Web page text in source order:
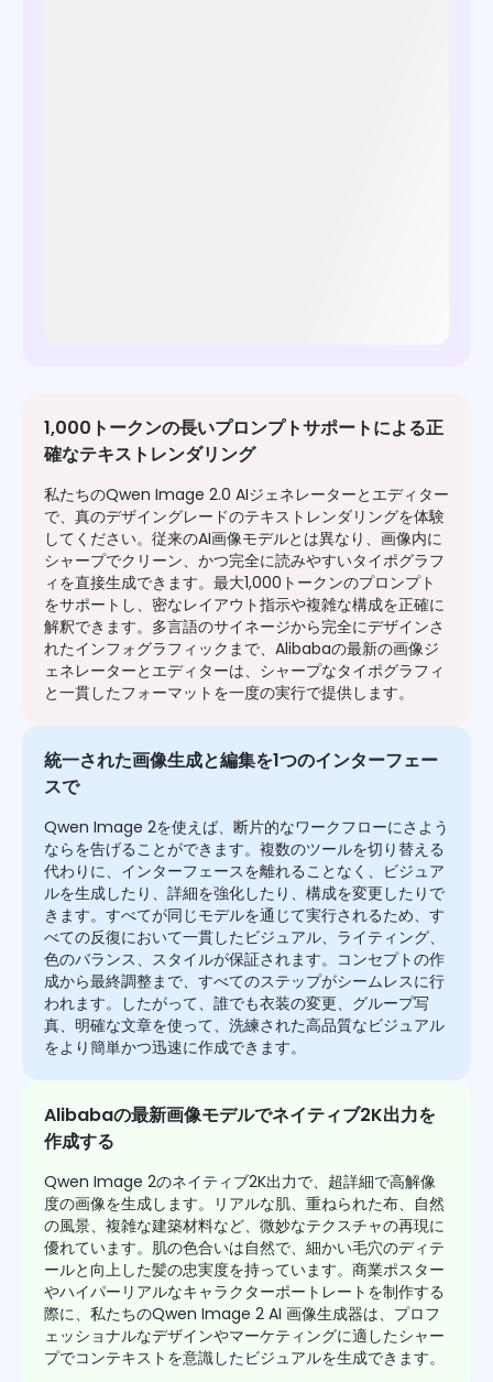
1,000トークンの長いプロンプトサポートによる正
確なテキストレンダリング
私たちのQwen Image 2.0 AIジェネレーターとエディター
で、真のデザイングレードのテキストレンダリングを体験
してください。従来のAI画像モデルとは異なり、画像内に
シャープでクリーン、かつ完全に読みやすいタイポグラフ
ィを直接生成できます。最大1,000トークンのプロンプト
をサポートし、密なレイアウト指示や複雑な構成を正確に
解釈できます。多言語のサイネージから完全にデザインさ
れたインフォグラフィックまで、Alibabaの最新の画像ジ
ェネレーターとエディターは、シャープなタイポグラフィ
と一貫したフォーマットを一度の実行で提供します。
統一された画像生成と編集を1つのインターフェー
スで
Qwen Image 2を使えば、断片的なワークフローにさよう
ならを告げることができます。複数のツールを切り替える
代わりに、インターフェースを離れることなく、ビジュア
ルを生成したり、詳細を強化したり、構成を変更したりで
きます。すべてが同じモデルを通じて実行されるため、す
べての反復において一貫したビジュアル、ライティング、
色のバランス、スタイルが保証されます。コンセプトの作
成から最終調整まで、すべてのステップがシームレスに行
われます。したがって、誰でも衣装の変更、グループ写
真、明確な文章を使って、洗練された高品質なビジュアル
をより簡単かつ迅速に作成できます。
Alibabaの最新画像モデルでネイティブ2K出力を
作成する
Qwen Image 2のネイティブ2K出力で、超詳細で高解像
度の画像を生成します。リアルな肌、重ねられた布、自然
の風景、複雑な建築材料など、微妙なテクスチャの再現に
優れています。肌の色合いは自然で、細かい毛穴のディテ
ールと向上した髪の忠実度を持っています。商業ポスター
やハイパーリアルなキャラクターポートレートを制作する
際に、私たちのQwen Image 2 AI 画像生成器は、プロフ
ェッショナルなデザインやマーケティングに適したシャー
プでコンテキストを意識したビジュアルを生成できます。